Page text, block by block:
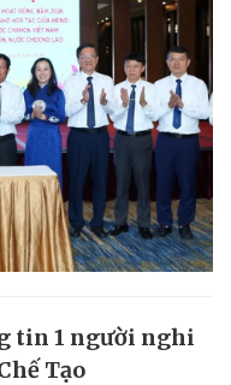
tin 1 người nghi
Tạo